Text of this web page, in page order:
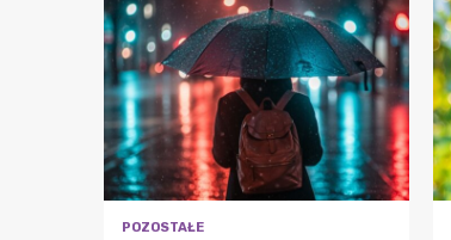
POZOSTAŁE